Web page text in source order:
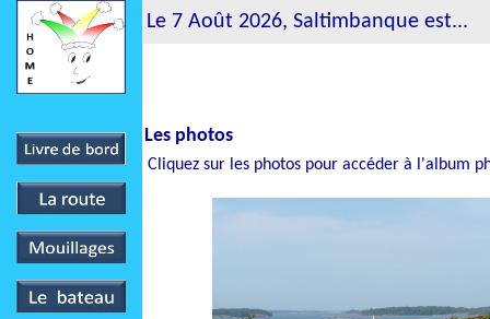
Le 7 Août 2026, Saltimbanque est...
Les photos
Cliquez sur les photos pour accéder à l'album